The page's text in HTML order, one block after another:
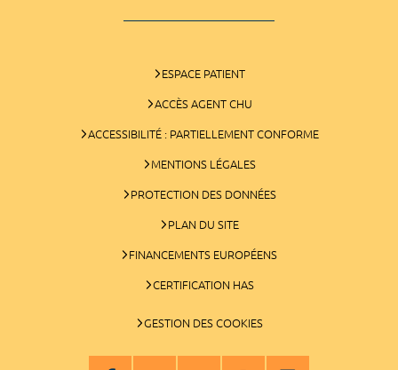
ESPACE PATIENT
ACCÈS AGENT CHU
ACCESSIBILITÉ : PARTIELLEMENT CONFORME
MENTIONS LÉGALES
PROTECTION DES DONNÉES
PLAN DU SITE
FINANCEMENTS EUROPÉENS
CERTIFICATION HAS
GESTION DES COOKIES